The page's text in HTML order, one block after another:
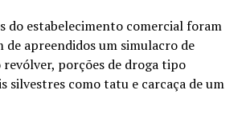
do estabelecimento comercial foram
de apreendidos um simulacro de
porções de droga tipo
silvestres como tatu e carcaça de um